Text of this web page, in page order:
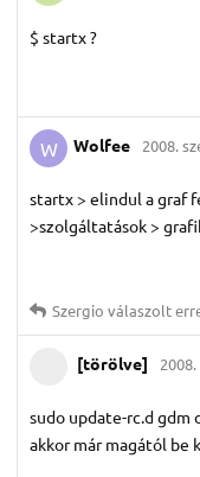
$ startx ?
W Wolfee 2008.
startx > elindul a graf
>szolgáltatások >
Szergio válaszolt
[törölve]
sudo update-rc.d gdm
akkor már magától be